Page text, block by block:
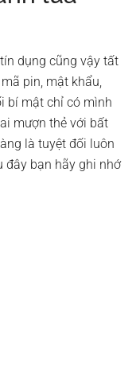
dụng cũng vậy tất
pin, mật khẩu,
bí mật chỉ có mình
mượn thẻ với bất
là tuyệt đối luôn
đây bạn hãy ghi nhớ